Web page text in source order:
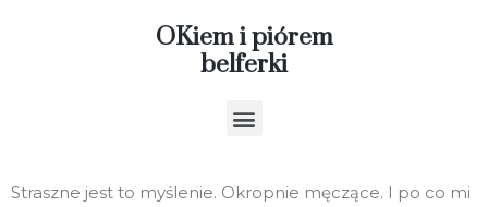
OKiem i piórem
belferki
Straszne jest to myślenie. Okropnie męczące. I po co mi